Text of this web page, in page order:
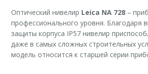
Оптический нивелир Leica NA 728–
профессионального уровня. Благодаря
защиты корпуса IP57 нивелир
даже в самых сложных строительных
модель относится к старшей серии